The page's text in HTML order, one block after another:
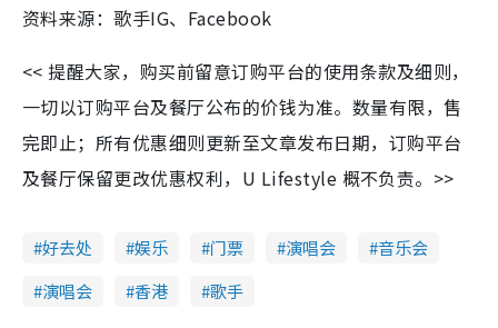
资料来源：歌手IG、Facebook
<< 提醒大家，购买前留意订购平台的使用条款及细则，
一切以订购平台及餐厅公布的价钱为准。数量有限，售
完即止；所有优惠细则更新至文章发布日期，订购平台
及餐厅保留更改优惠权利，U Lifestyle 概不负责。>>
好去处 娱乐 门票 演唱会
音乐会
演唱会
香港 歌手